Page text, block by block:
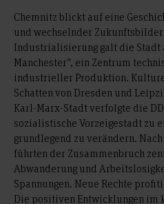
Chemnitz blickt auf eine
und wechselnder
Industrialisierung galt die Stadt
Manchester“, ein Zentrum
industrieller Produktion.
Schatten von Dresden und
Karl-Marx-Stadt verfolgte die
sozialistische Vorzeigestadt zu
grundlegend zu verändern.
führten der Zusammenbruch
Abwanderung und
Spannungen. Neue Rechte
Die positiven Entwicklungen